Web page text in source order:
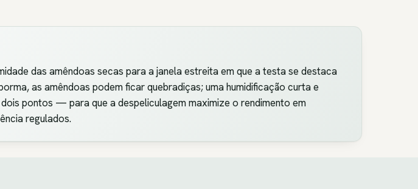
das amêndoas secas para a janela estreita em que a testa se destaca
as amêndoas podem ficar quebradiças; uma humidificação curta e
pontos — para que a despeliculagem maximize o rendimento em
regulados.